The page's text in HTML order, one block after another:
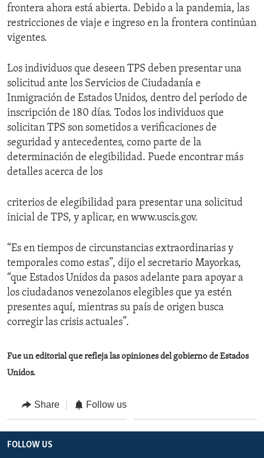
frontera ahora está abierta. Debido a la pandemia, las
restricciones de viaje e ingreso en la frontera continúan
vigentes.
Los individuos que deseen TPS deben presentar una
solicitud ante los Servicios de Ciudadanía e
Inmigración de Estados Unidos, dentro del período de
inscripción de 180 días. Todos los individuos que
solicitan TPS son sometidos a verificaciones de
seguridad y antecedentes, como parte de la
determinación de elegibilidad. Puede encontrar más
detalles acerca de los
criterios de elegibilidad para presentar una solicitud
inicial de TPS, y aplicar, en www.uscis.gov.
“Es en tiempos de circunstancias extraordinarias y
temporales como estas”, dijo el secretario Mayorkas,
“que Estados Unidos da pasos adelante para apoyar a
los ciudadanos venezolanos elegibles que ya estén
presentes aquí, mientras su país de origen busca
corregir las crisis actuales”.
Fue un editorial que refleja las opiniones del gobierno de Estados
Unidos.
Share Follow us
FOLLOW US